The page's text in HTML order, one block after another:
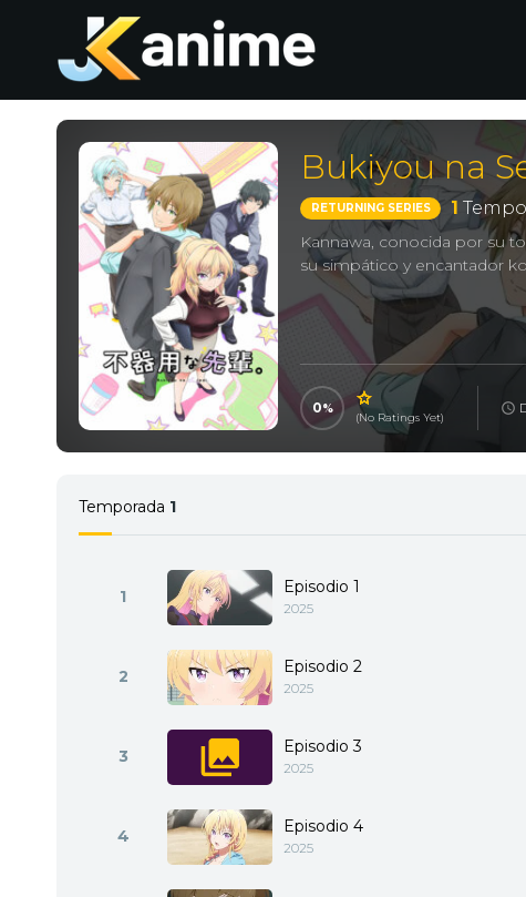
Bukiyou na
RETURNING SERIES 1
Kannawa, conocida por su
su simpático y encantador
0
(No Ratings Yet)
Temporada 1
1 Episodio 1
2025
2 Episodio 2
2025
3 Episodio 3
2025
4 Episodio 4
2025